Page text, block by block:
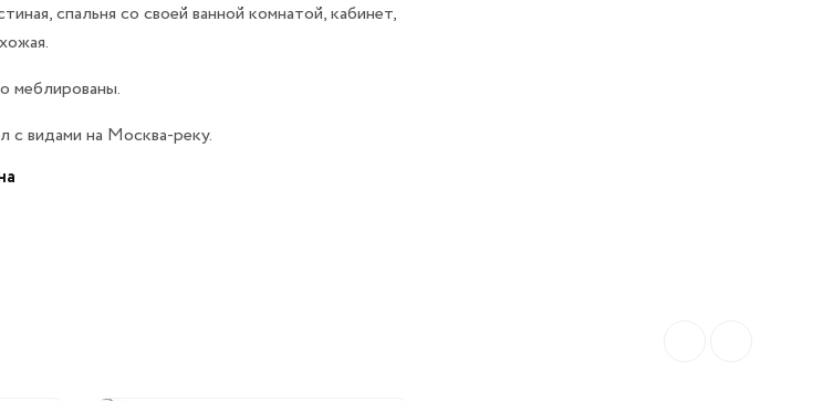
спальня со своей ванной комнатой, кабинет,
меблированы.
с видами на Москва-реку.